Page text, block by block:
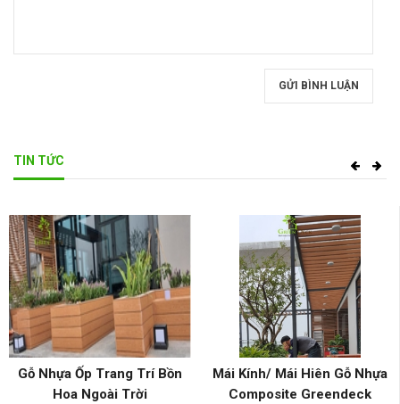
GỬI BÌNH LUẬN
TIN TỨC
Gỗ Nhựa Ốp Trang Trí Bồn
Hoa Ngoài Trời
Mái Kính/ Mái Hiên Gỗ Nhựa
Composite Greendeck